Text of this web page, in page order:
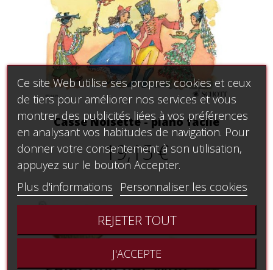
Casse Noisette - piano facile
19,15 €
Ce site Web utilise ses propres cookies et ceux
de tiers pour améliorer nos services et vous
montrer des publicités liées à vos préférences
en analysant vos habitudes de navigation. Pour
donner votre consentement à son utilisation,
appuyez sur le bouton Accepter.
Plus d'informations
Personnaliser les cookies
REJETER TOUT
J'ACCEPTE